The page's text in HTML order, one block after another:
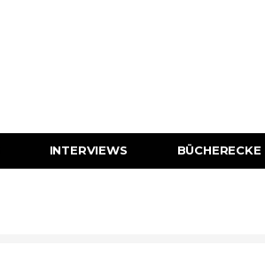
INTERVIEWS BÜCHERECKE